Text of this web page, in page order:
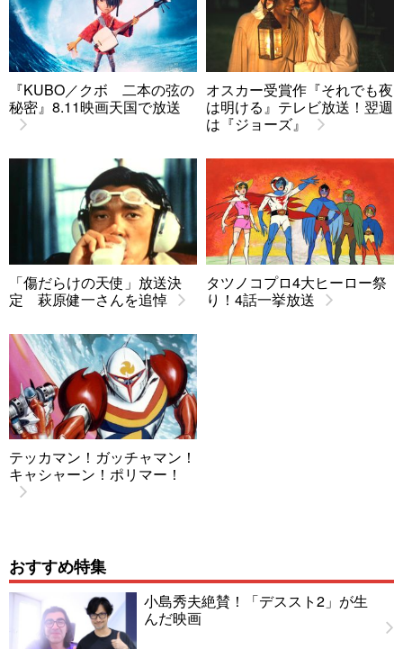
『KUBO／クボ 二本の弦の
秘密』8.11映画天国で放送
オスカー受賞作『それでも夜
は明ける』テレビ放送！翌週
は『ジョーズ』
「傷だらけの天使」放送決
定 萩原健一さんを追悼
タツノコプロ4大ヒーロー祭
り！4話一挙放送
テッカマン！ガッチャマン！
キャシャーン！ポリマー！
おすすめ特集
小島秀夫絶賛！「デススト2」が生
んだ映画